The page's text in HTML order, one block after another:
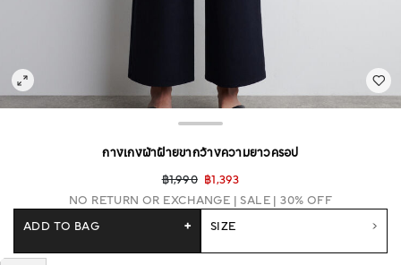
กางเกงผ้าฝ้ายขากว้างความยาวครอป
฿1,990 ฿1,393
NO RETURN OR EXCHANGE SALE | 30% OFF
SIZE
ADD TO BAG +